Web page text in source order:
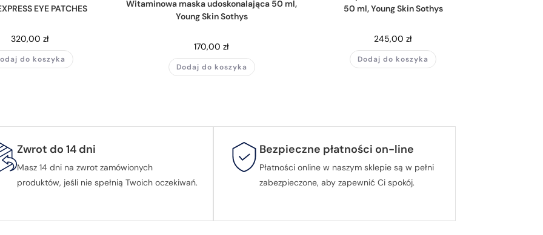
EYE PATCHES
320,00zł
do koszyka
Witaminowa maska udoskonalająca 50 ml,
Young Skin Sothys
170,00zł
Dodaj do koszyka
50 ml, Young Skin Sothys
245,00zł
Dodaj do koszyka
Zwrot do 14 dni
Masz 14 dni na zwrot zamówionych
produktów, jeśli nie spełnią Twoich oczekiwań.
Bezpieczne płatności on-line
Płatności online w naszym sklepie są w pełni
zabezpieczone, aby zapewnić Ci spokój.